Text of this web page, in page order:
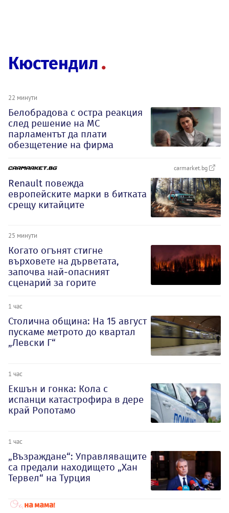
Кюстендил
22 минути
Белобрадова с остра реакция
след решение на МС
парламентът да плати
обезщетение на фирма
carmarket.bg
Renault повежда
европейските марки в битката
срещу китайците
25 минути
Когато огънят стигне
върховете на дърветата,
започва най-опасният
сценарий за горите
1 час
Столична община: На 15 август
пускаме метрото до квартал
„Левски Г“
1 час
Екшън и гонка: Кола с
испанци катастрофира в дере
край Ропотамо
1 час
„Възраждане“: Управляващите
са предали находището „Хан
Тервел“ на Турция